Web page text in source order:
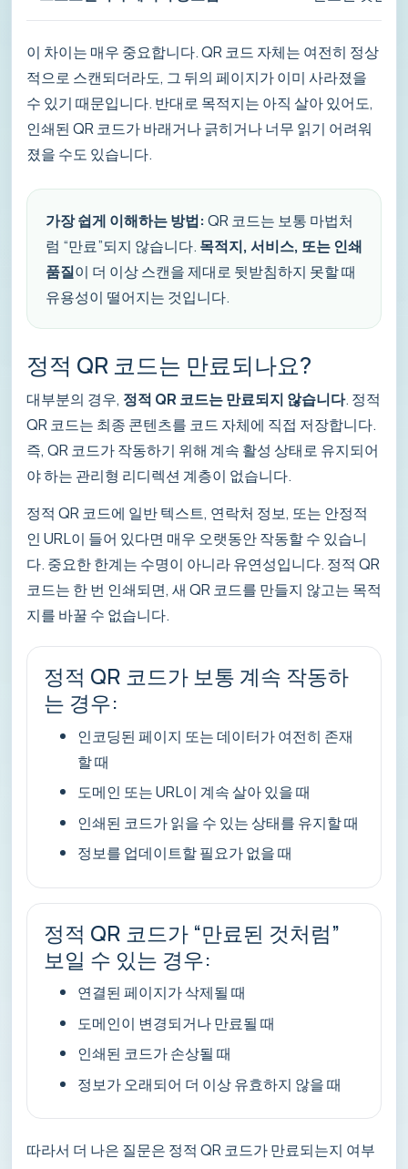
이 차이는 매우 중요합니다. QR 코드 자체는 여전히 정상
적으로 스캔되더라도, 그 뒤의 페이지가 이미 사라졌을
수 있기 때문입니다. 반대로 목적지는 아직 살아 있어도,
인쇄된 QR 코드가 바래거나 긁히거나 너무 읽기 어려워
졌을 수도 있습니다.
가장 쉽게 이해하는 방법: QR 코드는 보통 마법처
럼 “만료”되지 않습니다. 목적지, 서비스, 또는 인쇄
품질이 더 이상 스캔을 제대로 뒷받침하지 못할 때
유용성이 떨어지는 것입니다.
정적 QR 코드는 만료되나요?
대부분의 경우, 정적 QR 코드는 만료되지 않습니다. 정적
QR 코드는 최종 콘텐츠를 코드 자체에 직접 저장합니다.
즉, QR 코드가 작동하기 위해 계속 활성 상태로 유지되어
야 하는 관리형 리디렉션 계층이 없습니다.
정적 QR 코드에 일반 텍스트, 연락처 정보, 또는 안정적
인 URL이 들어 있다면 매우 오랫동안 작동할 수 있습니
다. 중요한 한계는 수명이 아니라 유연성입니다. 정적 QR
코드는 한 번 인쇄되면, 새 QR 코드를 만들지 않고는 목적
지를 바꿀 수 없습니다.
정적 QR 코드가 보통 계속 작동하
는 경우:
인코딩된 페이지 또는 데이터가 여전히 존재
할 때
도메인 또는 URL이 계속 살아 있을 때
인쇄된 코드가 읽을 수 있는 상태를 유지할 때
정보를 업데이트할 필요가 없을 때
정적 QR 코드가 “만료된 것처럼”
보일 수 있는 경우:
연결된 페이지가 삭제될 때
도메인이 변경되거나 만료될 때
인쇄된 코드가 손상될 때
정보가 오래되어 더 이상 유효하지 않을 때
따라서 더 나은 질문은 정적 QR 코드가 만료되는지 여부